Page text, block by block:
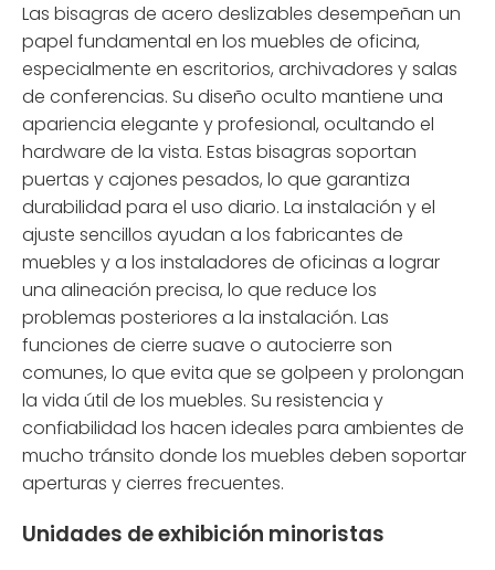
Las bisagras de acero deslizables desempeñan un
papel fundamental en los muebles de oficina,
especialmente en escritorios, archivadores y salas
de conferencias. Su diseño oculto mantiene una
apariencia elegante y profesional, ocultando el
hardware de la vista. Estas bisagras soportan
puertas y cajones pesados, lo que garantiza
durabilidad para el uso diario. La instalación y el
ajuste sencillos ayudan a los fabricantes de
muebles y a los instaladores de oficinas a lograr
una alineación precisa, lo que reduce los
problemas posteriores a la instalación. Las
funciones de cierre suave o autocierre son
comunes, lo que evita que se golpeen y prolongan
la vida útil de los muebles. Su resistencia y
confiabilidad los hacen ideales para ambientes de
mucho tránsito donde los muebles deben soportar
aperturas y cierres frecuentes.
Unidades de exhibición minoristas